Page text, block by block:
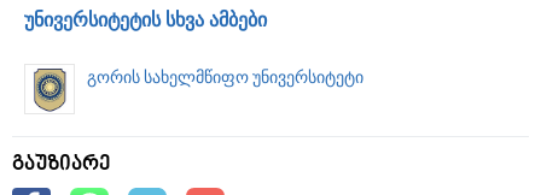
უნივერსიტეტის სხვა ამბები
გორის სახელმწიფო უნივერსიტეტი
გაუზიარე